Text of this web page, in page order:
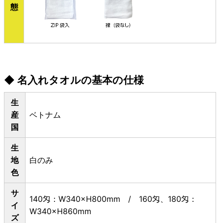
態
◆ 名入れタオルの基本の仕様
生
産
国
ベトナム
生
地
色
白のみ
サ
イ
ズ
140匁：W340×H800mm / 160匁、180匁：
W340×H860mm